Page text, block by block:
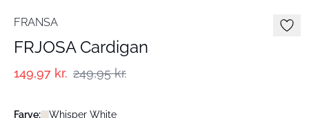
FRANSA
FRJOSA Cardigan
149,97 kr. 249,95 kr.
Farve: Whisper White